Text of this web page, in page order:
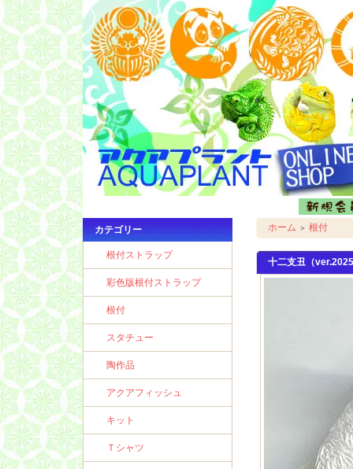
カテゴリー
根付ストラップ
彩色版根付ストラップ
根付
スタチュー
陶作品
アクアフィッシュ
キット
Ｔシャツ
ホーム ＞ 根付
十二支丑（